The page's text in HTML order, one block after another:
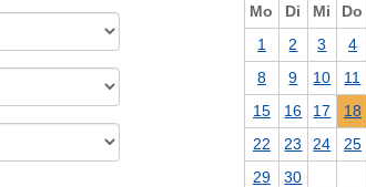
Mo
Di Mi Do
1
2 3 4
8
9 10 11
15
16 17 18
22
23 24 25
29
30